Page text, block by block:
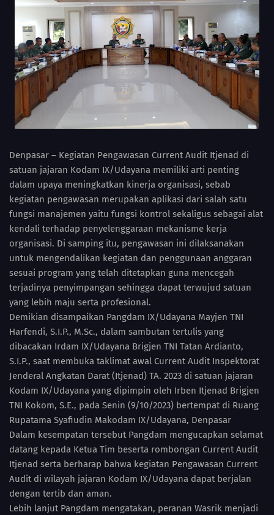
Denpasar – Kegiatan Pengawasan Current Audit Itjenad di
satuan jajaran Kodam IX/Udayana memiliki arti penting
dalam upaya meningkatkan kinerja organisasi, sebab
kegiatan pengawasan merupakan aplikasi dari salah satu
fungsi manajemen yaitu fungsi kontrol sekaligus sebagai alat
kendali terhadap penyelenggaraan mekanisme kerja
organisasi. Di samping itu, pengawasan ini dilaksanakan
untuk mengendalikan kegiatan dan penggunaan anggaran
sesuai program yang telah ditetapkan guna mencegah
terjadinya penyimpangan sehingga dapat terwujud satuan
yang lebih maju serta profesional.
Demikian disampaikan Pangdam IX/Udayana Mayjen TNI
Harfendi, S.I.P., M.Sc., dalam sambutan tertulis yang
dibacakan Irdam IX/Udayana Brigjen TNI Tatan Ardianto,
S.I.P., saat membuka taklimat awal Current Audit Inspektorat
Jenderal Angkatan Darat (Itjenad) TA. 2023 di satuan jajaran
Kodam IX/Udayana yang dipimpin oleh Irben Itjenad Brigjen
TNI Kokom, S.E., pada Senin (9/10/2023) bertempat di Ruang
Rupatama Syafiudin Makodam IX/Udayana, Denpasar
Dalam kesempatan tersebut Pangdam mengucapkan selamat
datang kepada Ketua Tim beserta rombongan Current Audit
Itjenad serta berharap bahwa kegiatan Pengawasan Current
Audit di wilayah jajaran Kodam IX/Udayana dapat berjalan
dengan tertib dan aman.
Lebih lanjut Pangdam mengatakan, peranan Wasrik menjadi